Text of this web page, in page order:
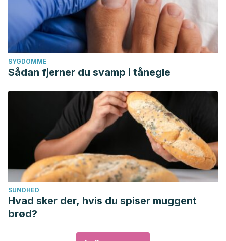
SYGDOMME
Sådan fjerner du svamp i tånegle
SUNDHED
Hvad sker der, hvis du spiser muggent
brød?